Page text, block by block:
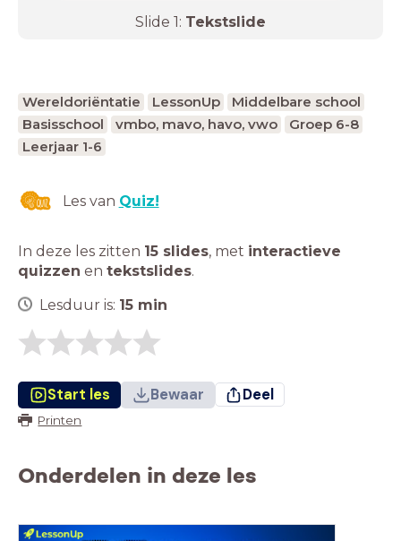
Slide 1: Tekstslide
Wereldoriëntatie LessonUp
Middelbare school
Basisschool
vmbo, mavo, havo, vwo
Groep 6-8
Leerjaar 1-6
Les van Quiz!
In deze les zitten 15 slides, met interactieve
quizzen en tekstslides.
Lesduur is: 15 min
Start les Bewaar Deel
Printen
Onderdelen in deze les